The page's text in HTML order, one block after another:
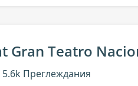
Gran Teatro
5.6k Преглеждания